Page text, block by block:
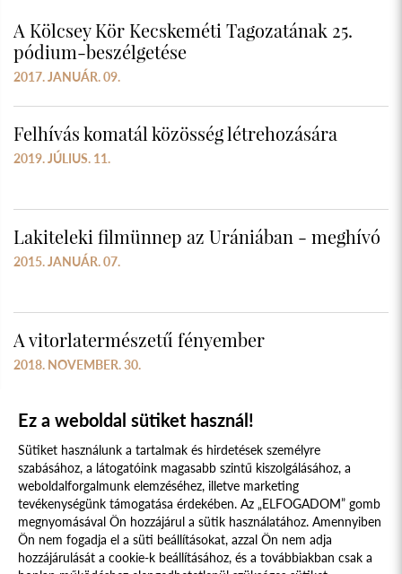
A Kölcsey Kör Kecskeméti Tagozatának 25.
pódium-beszélgetése
2017. JANUÁR. 09.
Felhívás komatál közösség létrehozására
2019. JÚLIUS. 11.
Lakiteleki filmünnep az Urániában - meghívó
2015. JANUÁR. 07.
A vitorlatermészetű fényember
2018. NOVEMBER. 30.
Süti szabályzat Adatvédelmi nyilatkozat
Ez a weboldal sütiket használ!
Sütiket használunk a tartalmak és hirdetések személyre
szabásához, a látogatóink magasabb szintű kiszolgálásához, a
weboldalforgalmunk elemzéséhez, illetve marketing
tevékenységünk támogatása érdekében. Az „ELFOGADOM” gomb
megnyomásával Ön hozzájárul a sütik használatához. Amennyiben
Ön nem fogadja el a süti beállításokat, azzal Ön nem adja
hozzájárulását a cookie-k beállításához, és a továbbiakban csak a